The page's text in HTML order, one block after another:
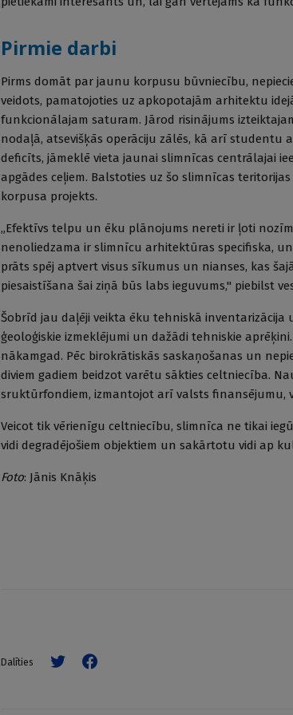
Pirmie darbi
Pirms domāt par jaunu korpusu būvniecību,
veidots, pamatojoties uz apkopotajām arhitektu
funkcionālajam saturam. Jārod risinājums
nodaļā, atsevišķās operāciju zālēs, kā arī studentu
deficīts, jāmeklē vieta jaunai slimnīcas centrālajai
apgādes ceļiem. Balstoties uz šo slimnīcas
korpusa projekts.
„Efektīvs telpu un ēku plānojums nereti ir ļoti
nenoliedzama ir slimnīcu arhitektūras specifiska,
prāts spēj aptvert visus sīkumus un nianses, kas
pie­saistīšana šai ziņā būs labs ieguvums," pie­bilst
Šobrīd jau daļēji veikta ēku tehniskā
ģeoloģiskie izmeklējumi un dažādi tehniskie
nākamgad. Pēc birokrātiskās saskaņošanas un
diviem gadiem beidzot varētu sākties celtniecība.
sruktūrfondiem, izmantojot arī valsts
Veicot tik vērie­nīgu celtniecību, slimnīca ne tikai
vi­di degradējošiem objektiem un sakārtotu vidi ap
Foto: Jānis Knāķis
Dalīties